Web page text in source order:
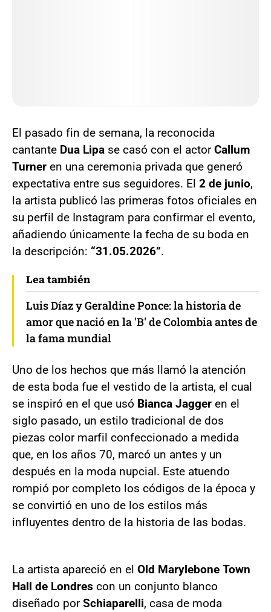
El pasado fin de semana, la reconocida
cantante Dua Lipa se casó con el actorCallum
Turner en una ceremonia privada que generó
expectativa entre sus seguidores. El 2 de junio,
la artista publicó las primeras fotos oficiales en
su perfil de Instagram para confirmar el evento,
añadiendo únicamente la fecha de su boda en
la descripción: “31.05.2026”.
Lea también
Luis Díaz y Geraldine Ponce: la historia de
amor que nació en la 'B' de Colombia antes de
la fama mundial
Uno de los hechos que más llamó la atención
de esta boda fue el vestido de la artista, el cual
se inspiró en el que usó Bianca Jagger en el
siglo pasado, un estilo tradicional de dos
piezas color marfil confeccionado a medida
que, en los años 70, marcó un antes y un
después en la moda nupcial. Este atuendo
rompió por completo los códigos de la época y
se convirtió en uno de los estilos más
influyentes dentro de la historia de las bodas.
La artista apareció en el Old Marylebone Town
Hall de Londres con un conjunto blanco
diseñado porSchiaparelli, casa de moda